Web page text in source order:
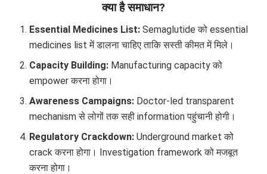
क्या है समाधान?
Essential Medicines List: Semaglutide को essential
medicines list में डालना चाहिए ताकि सस्ती कीमत में मिले।
Capacity Building: Manufacturing capacity को
empower करना होगा।
Awareness Campaigns: Doctor-led transparent
mechanism से लोगों तक सही information पहुंचानी होगी।
Regulatory Crackdown: Underground market को
crack करना होगा। Investigation framework को मजबूत
करना होगा।